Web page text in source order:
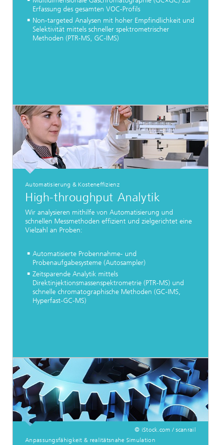
Erfassung des gesamten VOC-Profils
Non-targeted Analysen mit hoher Empfindlichkeit und
Selektivität mittels schneller spektrometrischer
Methoden (PTR-MS, GC-IMS)
Automatisierung & Kosteneffizienz
High-throughput Analytik
Wir analysieren mithilfe von Automatisierung und
schnellen Messmethoden effizient und zielgerichtet eine
Vielzahl an Proben:
Automatisierte Probennahme- und
Probenaufgabesysteme (Autosampler)
Zeitsparende Analytik mittels
Direktinjektionsmassenspektrometrie (PTR-MS) und
schnelle chromatographische Methoden (GC-IMS,
Hyperfast-GC-MS)
© iStock.com / scanrail
Anpassungsfähigkeit & realitätsnahe Simulation